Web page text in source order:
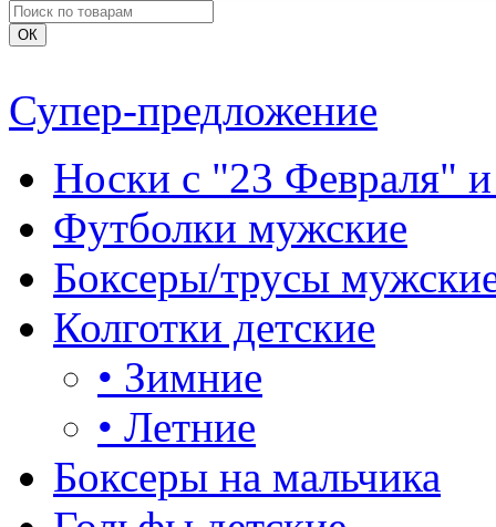
Супер-предложение
Носки с "23 Февраля"
Футболки мужские
Боксеры/трусы
Колготки детские
• Зимние
• Летние
Боксеры на мальчика